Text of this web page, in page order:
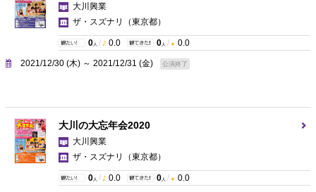
大川興業
ザ・スズナリ
（東京都）
0 人 / 0.0 0 人 / 0.0
2021/12/30 (木) ～ 2021/12/31 (金) 公演終了
大川の大忘年会2020
大川興業
ザ・スズナリ
（東京都）
0 人 / 0.0 0 人 / 0.0